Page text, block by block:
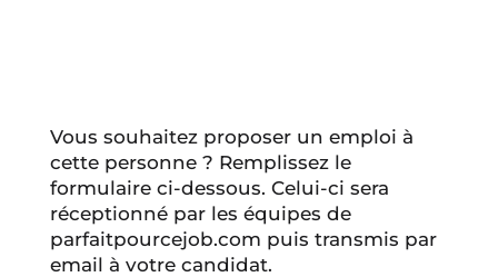
Vous souhaitez proposer un emploi à
cette personne ? Remplissez le
formulaire ci-dessous. Celui-ci sera
réceptionné par les équipes de
parfaitpourcejob.com puis transmis par
email à votre candidat.